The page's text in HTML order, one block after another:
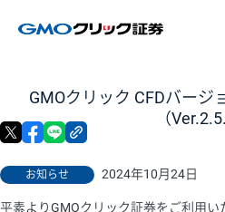
GMOクリック CFDバージ
（
お知らせ 2024年10月24日
X facebook
平素よりGMOクリック証券をご利用